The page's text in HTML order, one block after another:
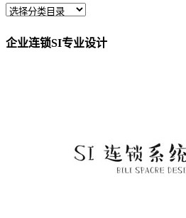
企业连锁SI专业设计